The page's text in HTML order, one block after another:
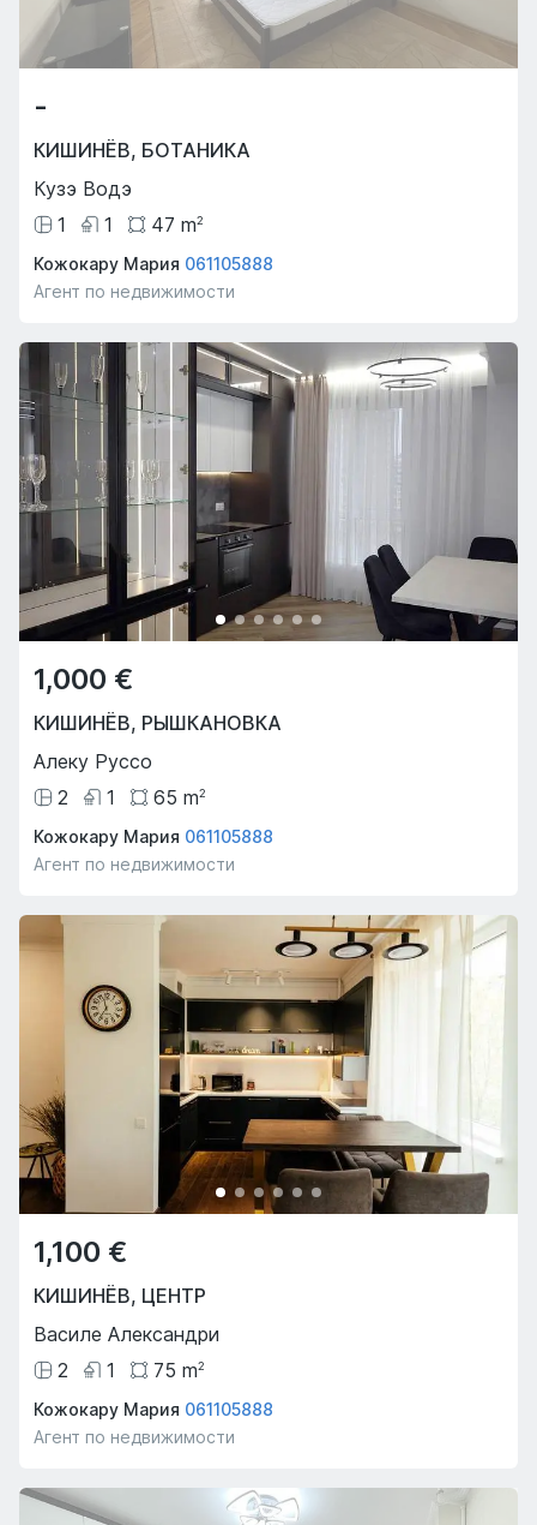
-
КИШИНЁВ, БОТАНИКА
Кузэ Водэ
1
1 47 m2
Кожокару Мария 061105888
Агент по недвижимости
1,000 €
КИШИНЁВ, РЫШКАНОВКА
Алеку Руссо
2
1 65 m2
Кожокару Мария 061105888
Агент по недвижимости
1,100 €
КИШИНЁВ, ЦЕНТР
Василе Александри
2
1 75 m2
Кожокару Мария 061105888
Агент по недвижимости